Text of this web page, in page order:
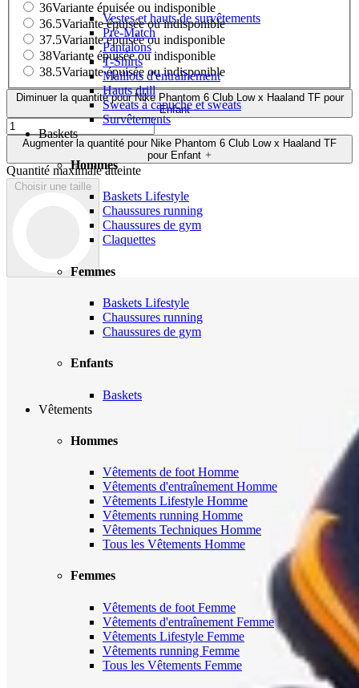
Vestes et hauts de survêtements
Pré-Match
Pantalons
T-Shirts
Maillots d'entraînement
Hauts drill
Sweats à capuche et sweats
Survêtements
Baskets
Hommes
Baskets Lifestyle
Chaussures running
Chaussures de gym
Claquettes
Femmes
Baskets Lifestyle
Chaussures running
Chaussures de gym
Enfants
Baskets
Vêtements
Hommes
Vêtements de foot Homme
Vêtements d'entraînement Homme
Vêtements Lifestyle Homme
Vêtements running Homme
Vêtements Techniques Homme
Tous les Vêtements Homme
Femmes
Vêtements de foot Femme
Vêtements d'entraînement Femme
Vêtements Lifestyle Femme
Vêtements running Femme
Tous les Vêtements Femme
36Variante épuisée ou indisponible
36.5Variante épuisée ou indisponible
37.5Variante épuisée ou indisponible
38Variante épuisée ou indisponible
38.5Variante épuisée ou indisponible
Diminuer la quantité pour Nike Phantom 6 Club Low x Haaland TF pour
Enfant
Augmenter la quantité pour Nike Phantom 6 Club Low x Haaland TF
pour Enfant
Quantité maximale atteinte
Choisir une taille